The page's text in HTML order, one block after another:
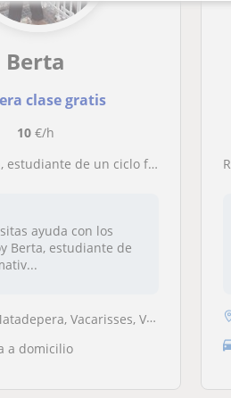
Berta
clase gratis
10€/h
dislexia diagnosticada y tal como hicieron conmigo, me encantaría poder ayudar a niños y niñas hasta primero de la ESO. Me encantan los niños y tengo muchos t
ayuda con los
Berta, estudiante de
Vacarisses, Viladecavalls
a domicilio